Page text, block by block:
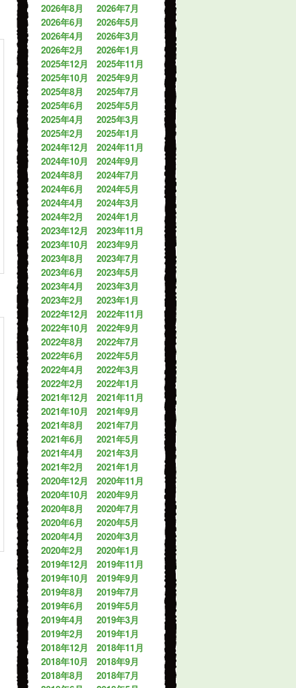
2026年8月
2026年7月
2026年6月
2026年5月
2026年4月
2026年3月
2026年2月
2026年1月
2025年12月
2025年11月
2025年10月
2025年9月
2025年8月
2025年7月
2025年6月
2025年5月
2025年4月
2025年3月
2025年2月
2025年1月
2024年12月
2024年11月
2024年10月
2024年9月
2024年8月
2024年7月
2024年6月
2024年5月
2024年4月
2024年3月
2024年2月
2024年1月
2023年12月
2023年11月
2023年10月
2023年9月
2023年8月
2023年7月
2023年6月
2023年5月
2023年4月
2023年3月
2023年2月
2023年1月
2022年12月
2022年11月
2022年10月
2022年9月
2022年8月
2022年7月
2022年6月
2022年5月
2022年4月
2022年3月
2022年2月
2022年1月
2021年12月
2021年11月
2021年10月
2021年9月
2021年8月
2021年7月
2021年6月
2021年5月
2021年4月
2021年3月
2021年2月
2021年1月
2020年12月
2020年11月
2020年10月
2020年9月
2020年8月
2020年7月
2020年6月
2020年5月
2020年4月
2020年3月
2020年2月
2020年1月
2019年12月
2019年11月
2019年10月
2019年9月
2019年8月
2019年7月
2019年6月
2019年5月
2019年4月
2019年3月
2019年2月
2019年1月
2018年12月
2018年11月
2018年10月
2018年9月
2018年8月
2018年7月